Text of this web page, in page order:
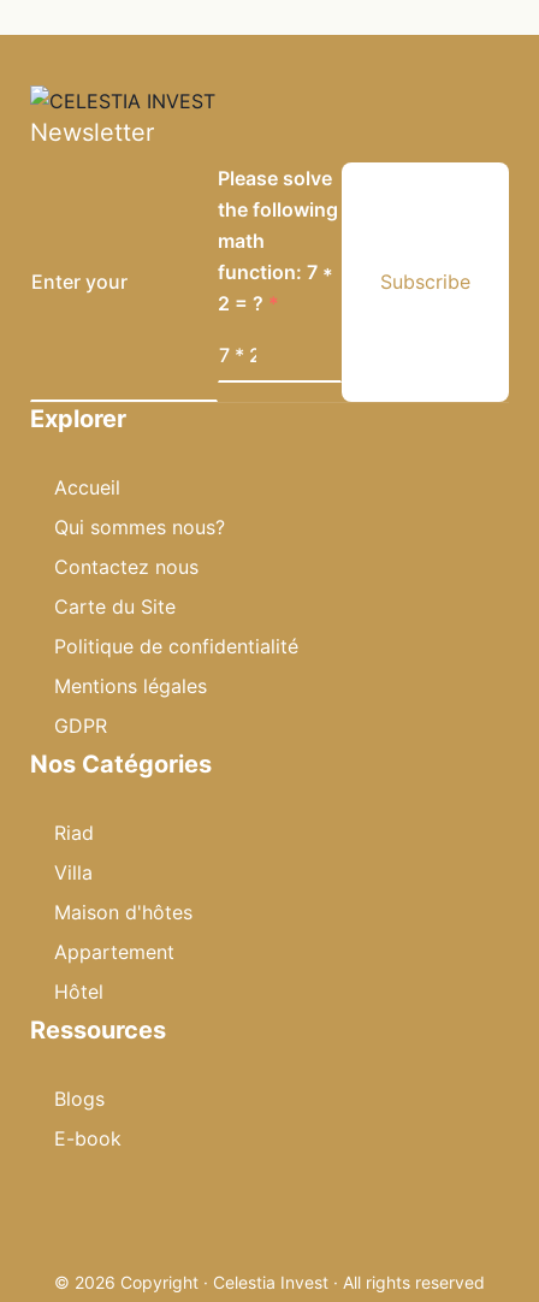
Newsletter
Please solve
the following
math
function: 7 *
2 = ?
Subscribe
Explorer
Accueil
Qui sommes nous?
Contactez nous
Carte du Site
Politique de confidentialité
Mentions légales
GDPR
Nos Catégories
Riad
Villa
Maison d'hôtes
Appartement
Hôtel
Ressources
Blogs
E-book
© 2026 Copyright · Celestia Invest · All rights reserved